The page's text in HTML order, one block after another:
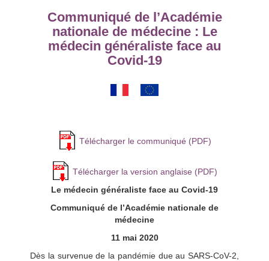
Communiqué de l’Académie
nationale de médecine : Le
médecin généraliste face au
Covid-19
Télécharger le communiqué (PDF)
Télécharger la version anglaise (PDF)
Le médecin généraliste face au Covid-19
Communiqué de l’Académie nationale de
médecine
11 mai 2020
Dès la survenue de la pandémie due au SARS-CoV-2,